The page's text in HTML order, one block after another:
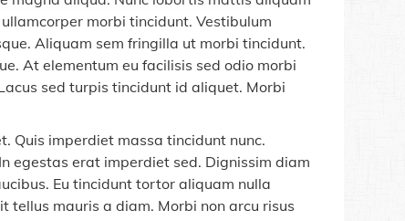
morbi tincidunt. Vestibulum
Aliquam sem fringilla ut morbi tincidunt.
At elementum eu facilisis sed odio morbi
sed turpis tincidunt id aliquet. Morbi
Quis imperdiet massa tincidunt nunc.
egestas erat imperdiet sed. Dignissim diam
Eu tincidunt tortor aliquam nulla
tellus mauris a diam. Morbi non arcu risus